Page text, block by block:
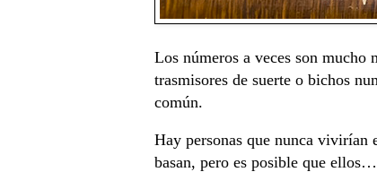
Los números a veces son mucho
trasmisores de suerte o bichos
común.
Hay personas que nunca vivirían
basan, pero es posible que